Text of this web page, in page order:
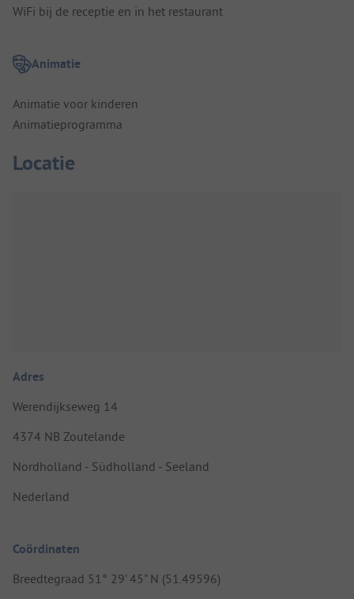
WiFi bij de receptie en in het restaurant
Animatie
Animatie voor kinderen
Animatieprogramma
Locatie
Adres
Werendijkseweg 14
4374 NB Zoutelande
Nordholland - Südholland - Seeland
Nederland
Coördinaten
Breedtegraad 51° 29' 45" N (51.49596)